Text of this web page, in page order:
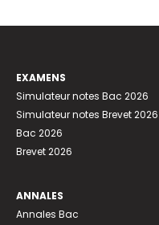
EXAMENS
Simulateur notes Bac 2026
Simulateur notes Brevet 2026
Bac 2026
Brevet 2026
ANNALES
Annales Bac